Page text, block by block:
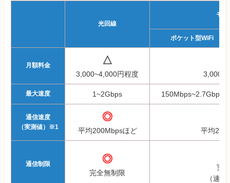
光回線
モバ
ポケット型WiFi
月額料金 △
3,000~4,000円程度
最大速度 1~2Gbps 150Mbps~2.7Gbps
通信速度
（実測値）※1
◎
平均200Mbpsほど 平均
通信制限 ◎
完全無制限
実
（速